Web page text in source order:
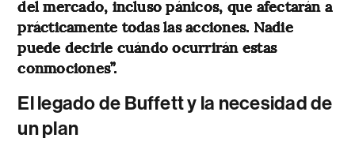
del mercado, incluso pánicos, que afectarán a
prácticamente todas las acciones. Nadie
puede decirle cuándo ocurrirán estas
conmociones”.
El legado de Buffett y la necesidad de
un plan